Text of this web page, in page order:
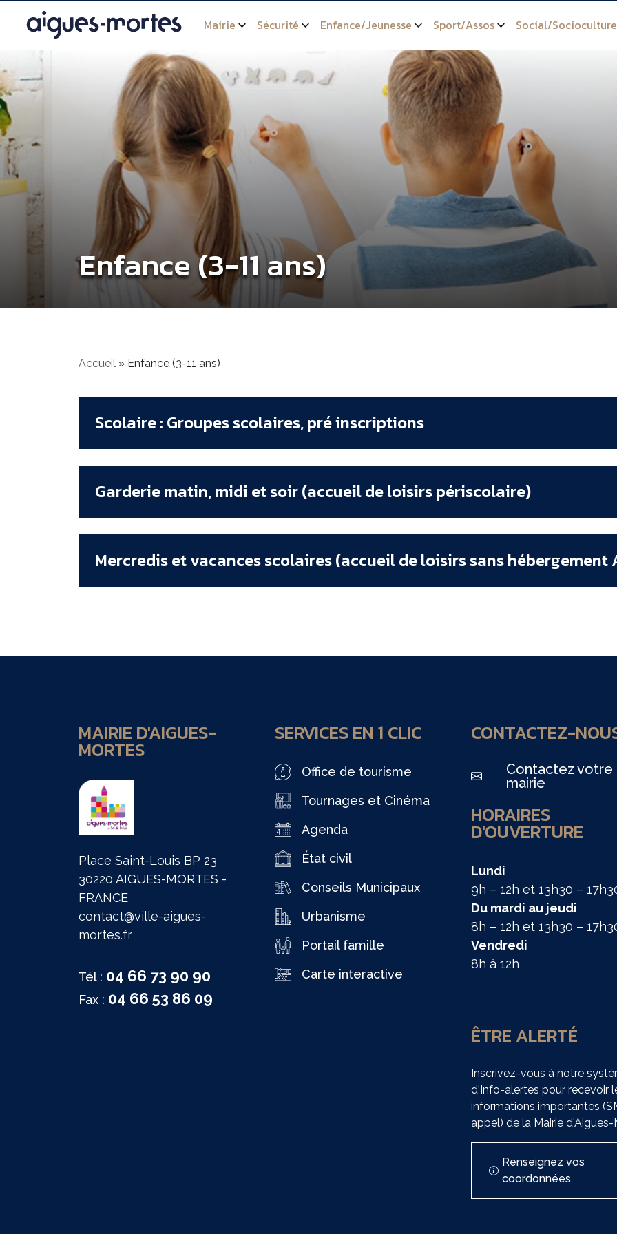
Mairie Sécurité Enfance/Jeunesse Sport/Assos Social/
Enfance (3-11 ans)
Accueil » Enfance (3-11 ans)
Scolaire : Groupes scolaires, pré inscriptions
Garderie matin, midi et soir (accueil de loisirs périscolaire)
Mercredis et vacances scolaires (accueil de loisirs sans hébergement
MAIRIE D'AIGUES-
MORTES
Place Saint-Louis BP 23
30220 AIGUES-MORTES -
FRANCE
contact@ville-aigues-
mortes.fr
Tél : 04 66 73 90 90
Fax : 04 66 53 86 09
SERVICES EN 1 CLIC
Office de tourisme
Tournages et Cinéma
Agenda
État civil
Conseils Municipaux
Urbanisme
Portail famille
Carte interactive
CONTACTEZ-
Contactez votre
mairie
HORAIRES
D'OUVERTURE
Lundi
9h – 12h et 13h30 –
Du mardi au jeudi
8h – 12h et 13h30 –
Vendredi
8h à 12h
ÊTRE ALERTÉ
Inscrivez-vous à notre
d'Info-alertes pour recevoir
informations importantes
appel) de la Mairie
Renseignez vos
coordonnées